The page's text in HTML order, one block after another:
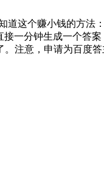
这个赚小钱的方法
一分钟生成一个答
注意，申请为百度